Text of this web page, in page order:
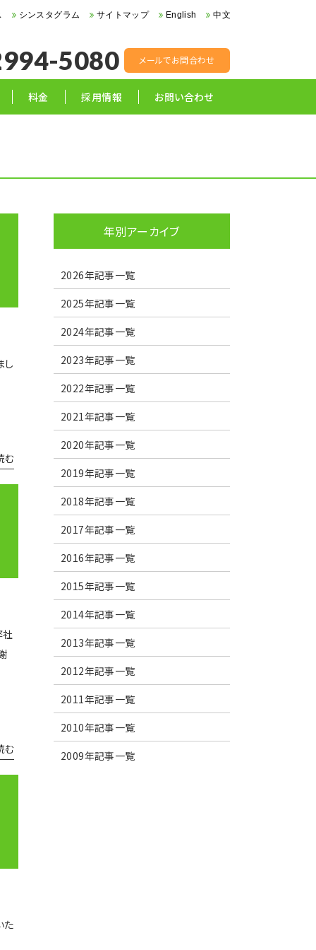
5080 メールでお問合わせ
料金 採用情報 お問い合わせ
シンスタグラム サイトマップ English 中文
し
む
社
む
た
年別アーカイブ
2026年記事一覧
2025年記事一覧
2024年記事一覧
2023年記事一覧
2022年記事一覧
2021年記事一覧
2020年記事一覧
2019年記事一覧
2018年記事一覧
2017年記事一覧
2016年記事一覧
2015年記事一覧
2014年記事一覧
2013年記事一覧
2012年記事一覧
2011年記事一覧
2010年記事一覧
2009年記事一覧